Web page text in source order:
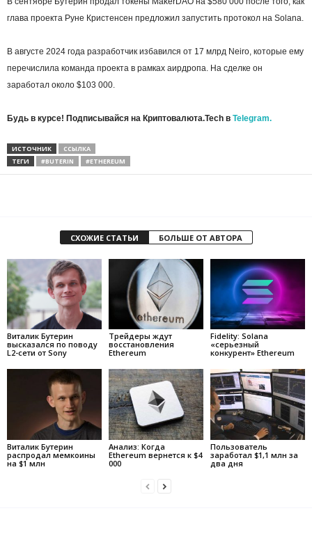
глава проекта Руне Кристенсен предложил запустить протокол на Solana.
В августе 2024 года разработчик избавился от 17 млрд Neiro, которые ему
перечислила команда проекта в рамках аирдропа. На сделке он
заработал около $103 000.
Будь в курсе! Подписывайся на Криптовалюта.Tech в Telegram.
ИСТОЧНИК
ССЫЛКА
ТЕГИ
#BUTERIN #ETHEREUM
СХОЖИЕ СТАТЬИ БОЛЬШЕ ОТ АВТОРА
Виталик Бутерин
высказался по поводу
L2-сети от Sony
Трейдеры ждут
восстановления
Ethereum
Fidelity: Solana
«серьезный
конкурент» Ethereum
Виталик Бутерин
распродал мемкоины
на $1 млн
Анализ: Когда
Ethereum вернется к $4
000
Пользователь
заработал $1,1 млн за
два дня